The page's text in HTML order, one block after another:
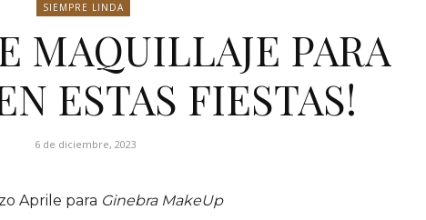
Revista
SIEMPRE LINDA
MAQUILLAJE PARA
ESTAS FIESTAS!
6 de diciembre, 2023
Aprile para Ginebra MakeUp